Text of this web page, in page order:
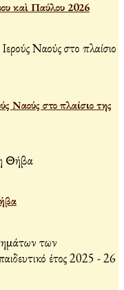
καὶ Παύλου 2026
Ναούς στο πλαίσιο της